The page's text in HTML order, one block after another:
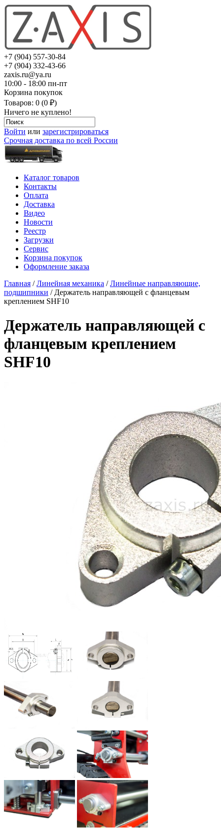
+7 (904) 557-30-84
+7 (904) 332-43-66
zaxis.ru@ya.ru
10:00 - 18:00 пн-пт
Корзина покупок
Товаров: 0 (0 ₽)
Ничего не куплено!
Войти или зарегистрироваться
Срочная доставка по всей России
Каталог товаров
Контакты
Оплата
Доставка
Видео
Новости
Реестр
Загрузки
Сервис
Корзина покупок
Оформление заказа
Главная /Линейная механика /Линейные направляющие,
подшипники / Держатель направляющей с фланцевым
креплением SHF10
Держатель направляющей с
фланцевым креплением
SHF10